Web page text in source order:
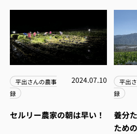
平出さんの農事
録
2024.07.10
セルリー農家の朝は早い！
平出
録
養分
ため